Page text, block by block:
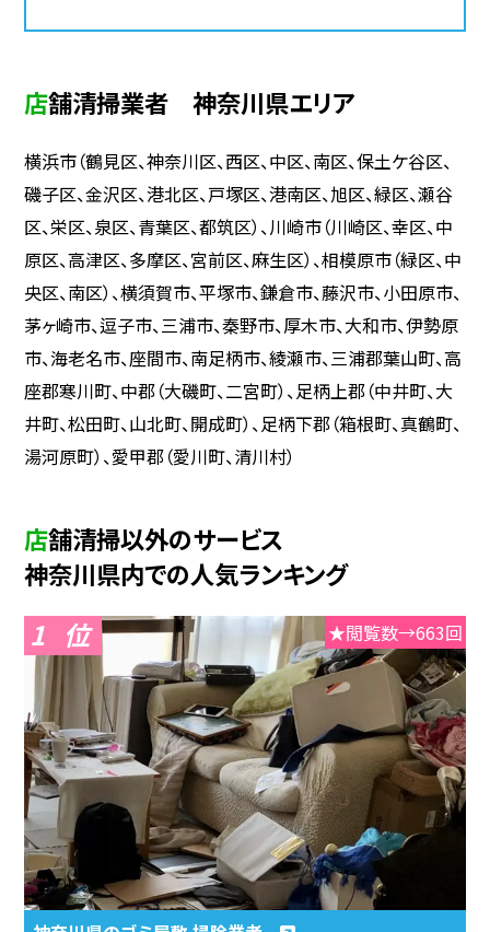
店舗清掃業者 神奈川県エリア
横浜市（鶴見区、神奈川区、西区、中区、南区、保土ケ谷区、
磯子区、金沢区、港北区、戸塚区、港南区、旭区、緑区、瀬谷
区、栄区、泉区、青葉区、都筑区）、川崎市（川崎区、幸区、中
原区、高津区、多摩区、宮前区、麻生区）、相模原市（緑区、中
央区、南区）、横須賀市、平塚市、鎌倉市、藤沢市、小田原市、
茅ヶ崎市、逗子市、三浦市、秦野市、厚木市、大和市、伊勢原
市、海老名市、座間市、南足柄市、綾瀬市、三浦郡葉山町、高
座郡寒川町、中郡（大磯町、二宮町）、足柄上郡（中井町、大
井町、松田町、山北町、開成町）、足柄下郡（箱根町、真鶴町、
湯河原町）、愛甲郡（愛川町、清川村）
店舗清掃以外のサービス
神奈川県内での人気ランキング
1 ★閲覧数→663回